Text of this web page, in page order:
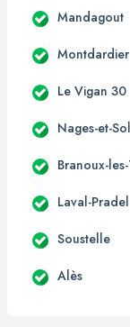
Mandagout
Montdardier
Le Vigan 30
Nages-et-
Branoux-
Laval-Pradel
Soustelle
Alès